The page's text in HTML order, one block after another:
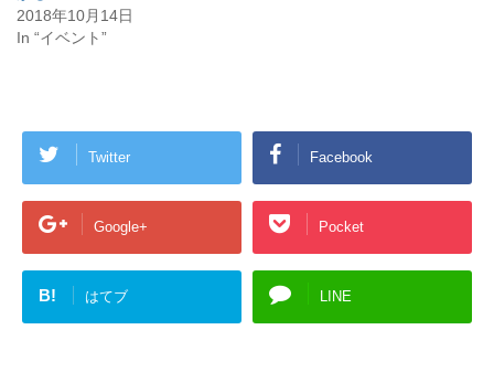
2018年10月14日
In “イベント”
Twitter Facebook
Google+ Pocket
B! はてブ LINE